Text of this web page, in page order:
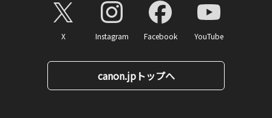
X Instagram Facebook YouTube
canon.jpトップへ